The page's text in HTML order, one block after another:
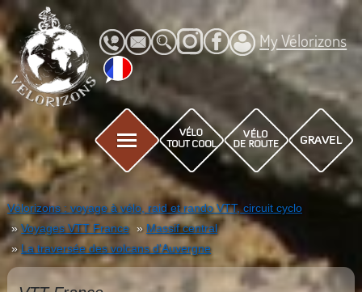
My Vélorizons
Vélorizons : voyage à vélo, raid et rando VTT, circuit cyclo
Voyages VTT France
Massif central
La traversée des volcans d'Auvergne